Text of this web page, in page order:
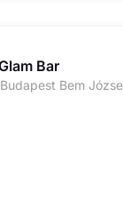
Bar
Bem